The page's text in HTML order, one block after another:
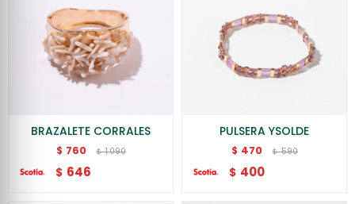
BRAZALETE CORRALES
$ 760 $ 1.090
$ 646
PULSERA YSOLDE
$ 470 $ 590
$ 400